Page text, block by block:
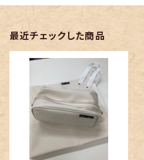
最近チェックした商品